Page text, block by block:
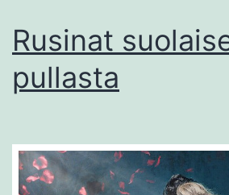
Rusinat
pullasta